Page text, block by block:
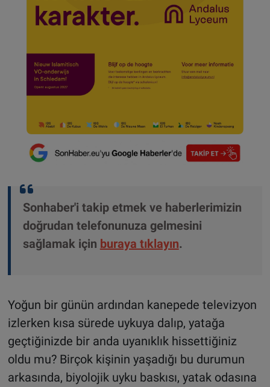
Sonhaber'i takip etmek ve haberlerimizin
doğrudan telefonunuza gelmesini
sağlamak için buraya tıklayın.
Yoğun bir günün ardından kanepede televizyon
izlerken kısa sürede uykuya dalıp, yatağa
geçtiğinizde bir anda uyanıklık hissettiğiniz
oldu mu? Birçok kişinin yaşadığı bu durumun
arkasında, biyolojik uyku baskısı, yatak odasına